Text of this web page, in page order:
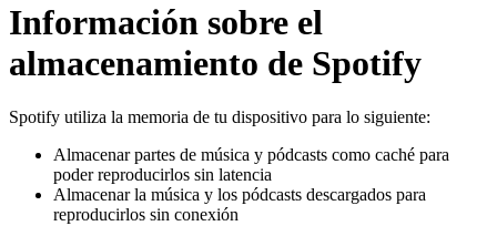
Información sobre el
almacenamiento de Spotify
Spotify utiliza la memoria de tu dispositivo para lo siguiente:
Almacenar partes de música y pódcasts como caché para
poder reproducirlos sin latencia
Almacenar la música y los pódcasts descargados para
reproducirlos sin conexión